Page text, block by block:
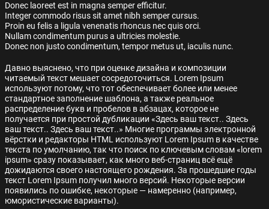
Donec laoreet est in magna semper efficitur.
Integer commodo risus sit amet nibh semper cursus.
Proin eu felis a ligula venenatis rhoncus nec quis orci.
Nullam condimentum purus a ultricies molestie.
Donec non justo condimentum, tempor metus ut, iaculis nunc.
Давно выяснено, что при оценке дизайна и композиции
читаемый текст мешает сосредоточиться. Lorem Ipsum
используют потому, что тот обеспечивает более или менее
стандартное заполнение шаблона, а также реальное
распределение букв и пробелов в абзацах, которое не
получается при простой дубликации «Здесь ваш текст.. Здесь
ваш текст.. Здесь ваш текст..» Многие программы электронной
вёрстки и редакторы HTML используют Lorem Ipsum в качестве
текста по умолчанию, так что поиск по ключевым словам «lorem
ipsum» сразу показывает, как много веб-страниц всё ещё
дожидаются своего настоящего рождения. За прошедшие годы
текст Lorem Ipsum получил много версий. Некоторые версии
появились по ошибке, некоторые — намеренно (например,
юмористические варианты).